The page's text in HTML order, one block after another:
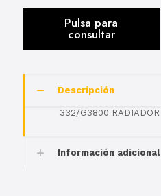
Descripción
332/G3800
Información adicional